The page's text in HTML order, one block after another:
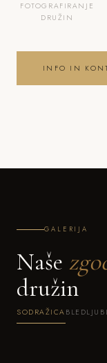
FOTOGRAFIRANJE
DRUŽIN
INFO IN
GALERIJA
Naše
družin
SODRAŽICA BLED